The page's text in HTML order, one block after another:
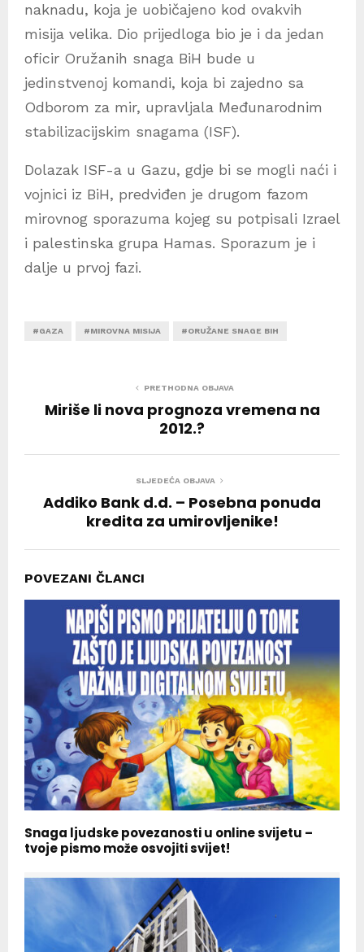
naknadu, koja je uobičajeno kod ovakvih
misija velika. Dio prijedloga bio je i da jedan
oficir Oružanih snaga BiH bude u
jedinstvenoj komandi, koja bi zajedno sa
Odborom za mir, upravljala Međunarodnim
stabilizacijskim snagama (ISF).
Dolazak ISF-a u Gazu, gdje bi se mogli naći i
vojnici iz BiH, predviđen je drugom fazom
mirovnog sporazuma kojeg su potpisali Izrael
i palestinska grupa Hamas. Sporazum je i
dalje u prvoj fazi.
#GAZA #MIROVNA MISIJA #ORUŽANE SNAGE BIH
PRETHODNA OBJAVA
Miriše li nova prognoza vremena na
2012.?
SLJEDEĆA OBJAVA
Addiko Bank d.d. – Posebna ponuda
kredita za umirovljenike!
POVEZANI ČLANCI
Snaga ljudske povezanosti u online svijetu –
tvoje pismo može osvojiti svijet!